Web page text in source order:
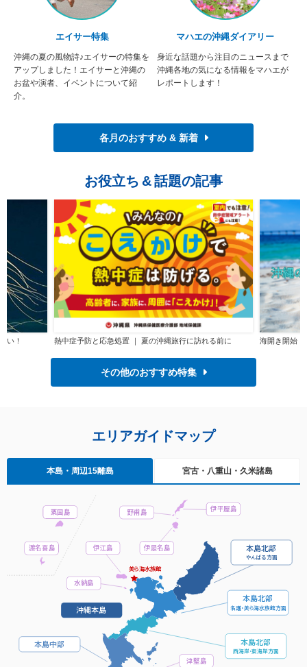
エイサー特集
沖縄の夏の風物詩♪エイサーの特集を
アップしました！エイサーと沖縄の
お盆や演者、イベントについて紹
介。
マハエの沖縄ダイアリー
身近な話題から注目のニュースまで
沖縄各地の気になる情報をマハエが
レポートします！
各月のおすすめ & 新着
お役立ち &話題の記事
い！ 熱中症予防と応急処置 ｜ 夏の沖縄旅行に訪れる前に 海開き開始
その他のおすすめ特集
エリアガイドマップ
本島・周辺15離島 宮古・八重山・久米諸島
本島中部 本島北部
西海岸・東海岸方面
本島北部
名護・美ら海水族館方面
本島北部
やんばる方面
美ら海水族館
沖縄本島
津堅島
渡名喜島
粟国島
水納島
伊江島 伊是名島
野甫島 伊平屋島